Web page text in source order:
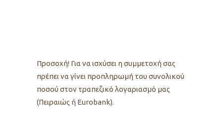
Προσοχή! Για να ισχύσει η συμμετοχή σας
πρέπει να γίνει προπληρωμή του συνολικού
ποσού στον τραπεζικό λογαριασμό μας
(Πειραιώς ή Eurobank).